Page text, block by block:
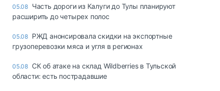
05.08 Часть дороги из Калуги до Тулы планируют
расширить до четырех полос
05.08 РЖД анонсировала скидки на экспортные
грузоперевозки мяса и угля в регионах
05.08 СК об атаке на склад Wildberries в Тульской
области: есть пострадавшие